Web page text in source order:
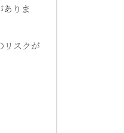
りま
リスクが